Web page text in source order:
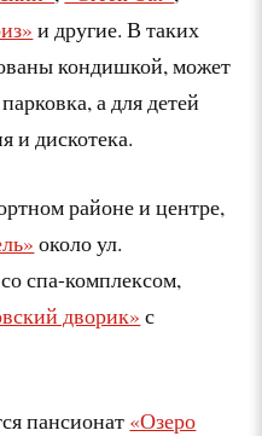
и другие. В таких
кондишкой, может
а для детей
и дискотека.
районе и центре,
около ул.
со спа-комплексом,
дворик» с
пансионат «Озеро